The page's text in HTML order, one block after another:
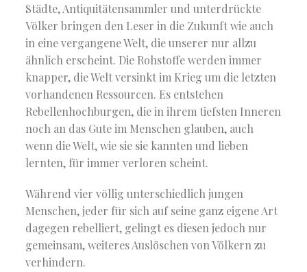
Städte, Antiquitätensammler und unterdrückte
Völker bringen den Leser in die Zukunft wie auch
in eine vergangene Welt, die unserer nur allzu
ähnlich erscheint. Die Rohstoffe werden immer
knapper, die Welt versinkt im Krieg um die letzten
vorhandenen Ressourcen. Es entstehen
Rebellenhochburgen, die in ihrem tiefsten Inneren
noch an das Gute im Menschen glauben, auch
wenn die Welt, wie sie sie kannten und lieben
lernten, für immer verloren scheint.
Während vier völlig unterschiedlich jungen
Menschen, jeder für sich auf seine ganz eigene Art
dagegen rebelliert, gelingt es diesen jedoch nur
gemeinsam, weiteres Auslöschen von Völkern zu
verhindern.